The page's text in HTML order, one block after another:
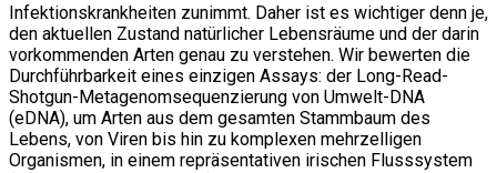
Infektionskrankheiten zunimmt. Daher ist es wichtiger denn je,
den aktuellen Zustand natürlicher Lebensräume und der darin
vorkommenden Arten genau zu verstehen. Wir bewerten die
Durchführbarkeit eines einzigen Assays: der Long-Read-
Shotgun-Metagenomsequenzierung von Umwelt-DNA
(eDNA), um Arten aus dem gesamten Stammbaum des
Lebens, von Viren bis hin zu komplexen mehrzelligen
Organismen, in einem repräsentativen irischen Flusssystem